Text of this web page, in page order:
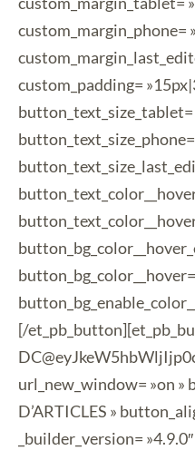
custom_margin_phone=
custom_padding=
button_text_size_tablet=
button_text_size_phone=
[/
url_new_window= »on »
D’ARTICLES »
_builder_version= »4.9.0″